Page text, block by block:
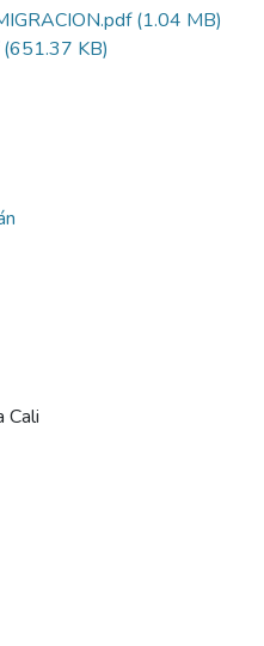
(1.04 MB)
(651.37 KB)
Cali